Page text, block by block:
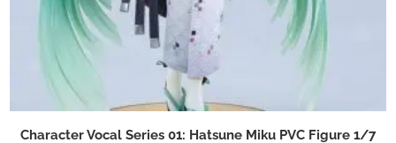
Character Vocal Series 01: Hatsune Miku PVC Figure 1/7